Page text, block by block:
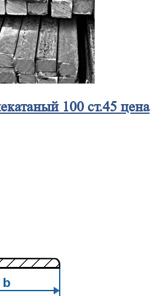
100 ст.45 цена